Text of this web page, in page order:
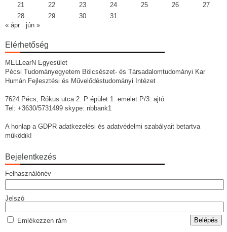
21
22 23 24 25 26
27
28
29 30
31
« ápr
jún »
Elérhetőség
MELLearN Egyesület
Pécsi Tudományegyetem Bölcsészet- és Társadalomtudományi Kar
Humán Fejlesztési és Művelődéstudományi Intézet
7624 Pécs, Rókus utca 2. P épület 1. emelet P/3. ajtó
Tel: +3630/5731499 skype: nbbank1
A honlap a GDPR adatkezelési és adatvédelmi szabályait betartva
működik!
Bejelentkezés
Felhasználónév
Jelszó
Emlékezzen rám